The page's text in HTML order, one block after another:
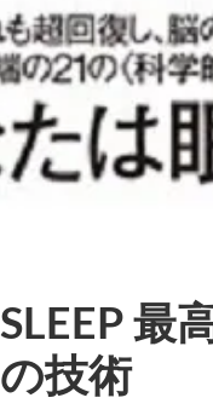
SLEEP 最
の技術